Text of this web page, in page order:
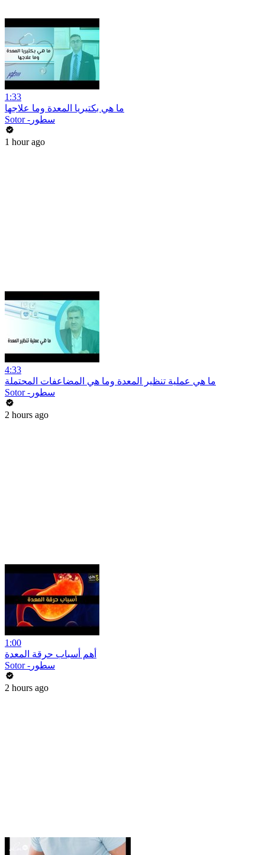
1:33
ما هي بكتيريا المعدة وما علاجها
Sotor -سطور
1 hour ago
4:33
ما هي عملية تنظير المعدة وما هي المضاعفات المحتملة
Sotor -سطور
2 hours ago
1:00
أهم أسباب حرقة المعدة
Sotor -سطور
2 hours ago